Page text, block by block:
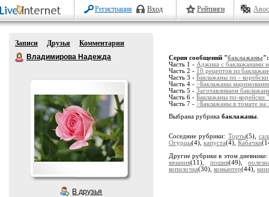
Регистрация Вход Рейтинги
Записи Друзья
Комментарии
Владимирова Надежда
В друзья
Серия сообщений "баклажаны":
Часть 1 - Аджика с баклажанами
Часть 2 - 10 рецептов из
Часть 3 - Баклажаны по -
Часть 4 - >Баклажаны
Часть 5 - Заготавливаем
Часть 6 - Баклажаны по-корейски
Часть 7 - >Баклажаны в томате на
Выбрана рубрика баклажаны
Соседние рубрики: Торты(5),
Огурцы(4), капуста(4), Кабачки
Другие рубрики в этом
вязания(11), пошив(49),
копилочка(30), комьютер(44),